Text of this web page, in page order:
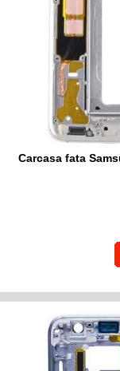
Carcasa fata